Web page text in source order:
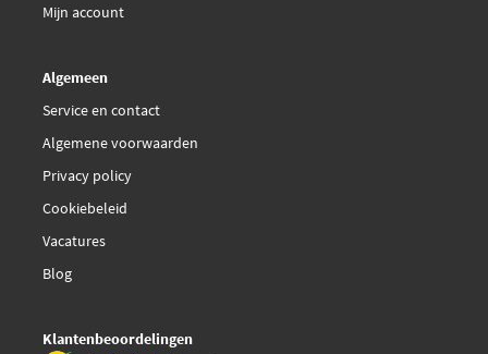
Mijn account
Algemeen
Service en contact
Algemene voorwaarden
Privacy policy
Cookiebeleid
Vacatures
Blog
Klantenbeoordelingen